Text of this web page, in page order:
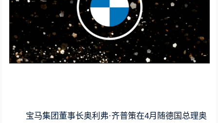
宝马集团董事长奥利弗·齐普策在4月随德国总理奥